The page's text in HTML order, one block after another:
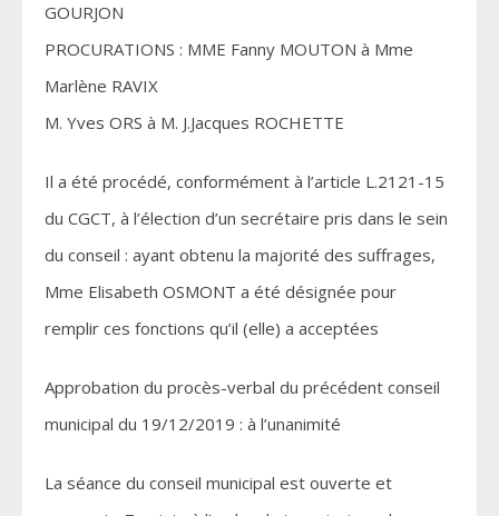
GOURJON
PROCURATIONS : MME Fanny MOUTON à Mme
Marlène RAVIX
M. Yves ORS à M. J.Jacques ROCHETTE
Il a été procédé, conformément à l’article L.2121-15
du CGCT, à l’élection d’un secrétaire pris dans le sein
du conseil : ayant obtenu la majorité des suffrages,
Mme Elisabeth OSMONT a été désignée pour
remplir ces fonctions qu’il (elle) a acceptées
Approbation du procès-verbal du précédent conseil
municipal du 19/12/2019 : à l’unanimité
La séance du conseil municipal est ouverte et